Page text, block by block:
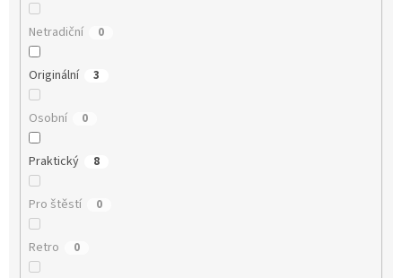
Netradiční 0
Originální 3
Osobní 0
Praktický 8
Pro štěstí 0
Retro 0